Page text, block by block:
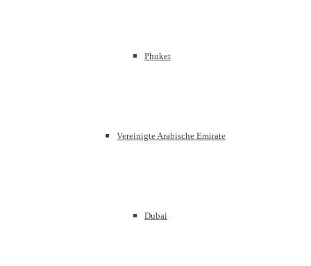
Phuket
Vereinigte Arabische Emirate
Dubai